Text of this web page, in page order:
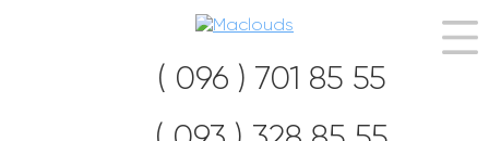
( 096 ) 701 85 55